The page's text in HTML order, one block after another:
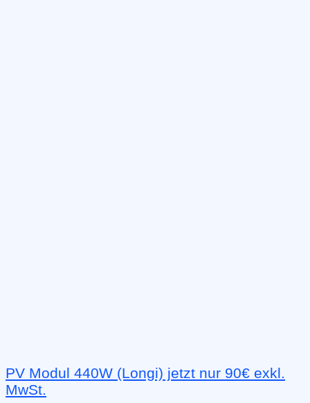
PV Modul 440W (Longi) jetzt nur 90€ exkl.
MwSt.